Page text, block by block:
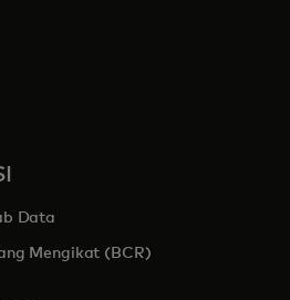
tab
a new tab
Data
Mengikat (BCR)